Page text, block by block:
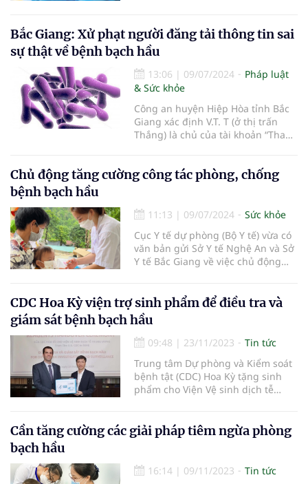
Bắc Giang: Xử phạt người đăng tải thông tin sai
sự thật về bệnh bạch hầu
13:06 | 09/07/2024
Pháp luật
& Sức khỏe
Công an huyện Hiệp Hòa tỉnh Bắc
Giang xác định V.T. T (ở thị trấn
Thắng) là chủ của tài khoản “Thanh
Chủ động tăng cường công tác phòng, chống
bệnh bạch hầu
11:13 | 09/07/2024
Sức khỏe
Cục Y tế dự phòng (Bộ Y tế) vừa có
văn bản gửi Sở Y tế Nghệ An và Sở
Y tế Bắc Giang về việc chủ động
CDC Hoa Kỳ viện trợ sinh phẩm để điều tra và
giám sát bệnh bạch hầu
09:48 | 23/11/2023
Tin tức
Trung tâm Dự phòng và Kiểm soát
bệnh tật (CDC) Hoa Kỳ tặng sinh
phẩm cho Viện Vệ sinh dịch tễ
Cần tăng cường các giải pháp tiêm ngừa phòng
bạch hầu
16:14 | 09/11/2023
Tin tức